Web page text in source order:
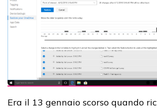
Era il 13 gennaio scorso quando